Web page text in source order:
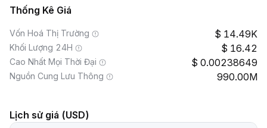
Thống Kê Giá
Vốn Hoá Thị Trường 14.49K
Khối Lượng 24H 16.42
Cao Nhất Mọi Thời Đại 0.00238649
Nguồn Cung Lưu Thông 990.00M
Lịch sử giá (USD)